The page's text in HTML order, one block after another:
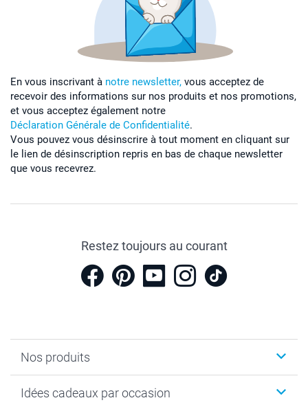
En vous inscrivant à notre newsletter, vous acceptez de
recevoir des informations sur nos produits et nos promotions,
et vous acceptez également notre
Déclaration Générale de Confidentialité.
Vous pouvez vous désinscrire à tout moment en cliquant sur
le lien de désinscription repris en bas de chaque newsletter
que vous recevrez.
Restez toujours au courant
Nos produits
Calendrier photo & Agenda photo
Idées cadeaux par occasion